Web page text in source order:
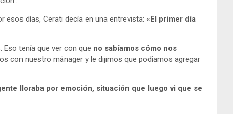
días, Cerati decía en una entrevista: «El primer día
tenía que ver con que no sabíamos cómo nos
con nuestro mánager y le dijimos que podíamos agregar
lloraba por emoción, situación que luego vi que se